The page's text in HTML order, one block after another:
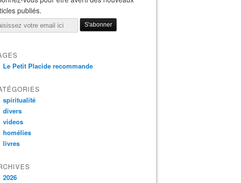
publiés.
Le Petit Placide recommande
spiritualité
divers
videos
homélies
livres
2026